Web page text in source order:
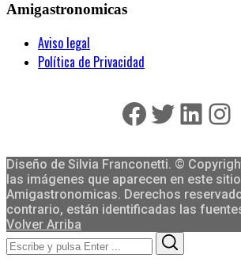
Amigastronomicas
Aviso legal
Política de Privacidad
Facebook
Twitter
Diseño de Silvia Franconetti. ©
las imágenes que aparecen en este
Amigastronomicas. Derechos
contrario, están identificadas las
Volver Arriba
Search
for: